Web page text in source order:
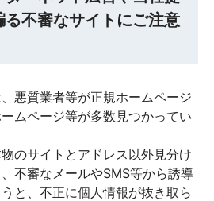
不審なサイトにご注意
悪質業者等が正規ホームページ
ムページ等が多数見つかってい
のサイトとアドレス以外見分け
不審なメールやSMS等から誘導
と、不正に個人情報が抜き取ら